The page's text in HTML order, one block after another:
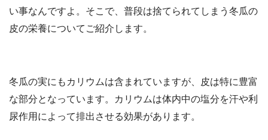
い事なんですよ。そこで、普段は捨てられてしまう冬瓜の
皮の栄養についてご紹介します。
冬瓜の実にもカリウムは含まれていますが、皮は特に豊富
な部分となっています。カリウムは体内中の塩分を汗や利
尿作用によって排出させる効果があります。